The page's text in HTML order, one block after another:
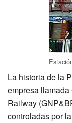
La historia de la
empresa
Railway
controladas por